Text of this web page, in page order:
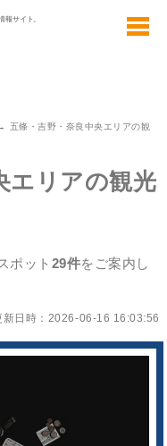
五條・吉野・奈良中央エリアの観
エリアの観光
ポット 29件をご案内し
新日時：2026-06-16 16:03:56